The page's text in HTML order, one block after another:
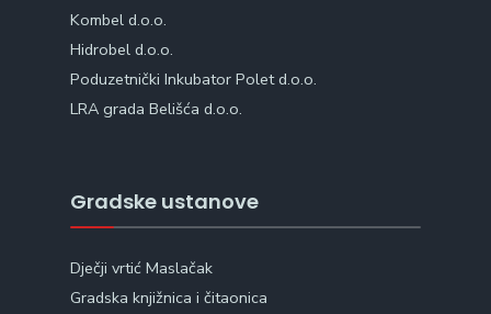
Kombel d.o.o.
Hidrobel d.o.o.
Poduzetnički Inkubator Polet d.o.o.
LRA grada Belišća d.o.o.
Gradske ustanove
Dječji vrtić Maslačak
Gradska knjižnica i čitaonica